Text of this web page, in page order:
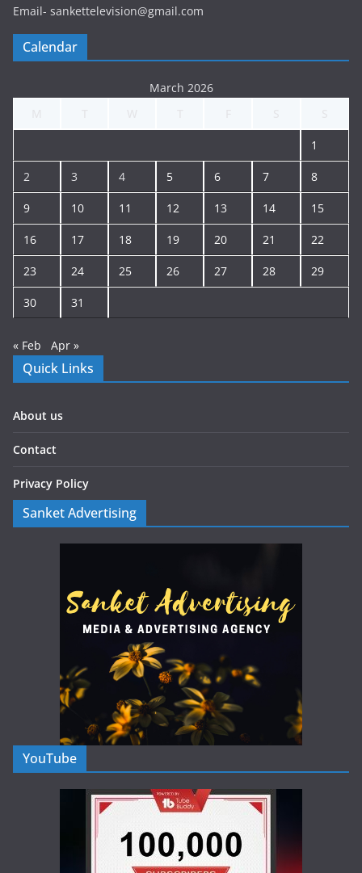
Email- sankettelevision@gmail.com
Calendar
March 2026
1
2 3 4 5 6 7 8
9 10 11 12 13 14 15
16 17 18 19 20 21 22
23 24 25 26 27 28 29
30 31
« Feb Apr »
Quick Links
About us
Contact
Privacy Policy
Sanket Advertising
YouTube